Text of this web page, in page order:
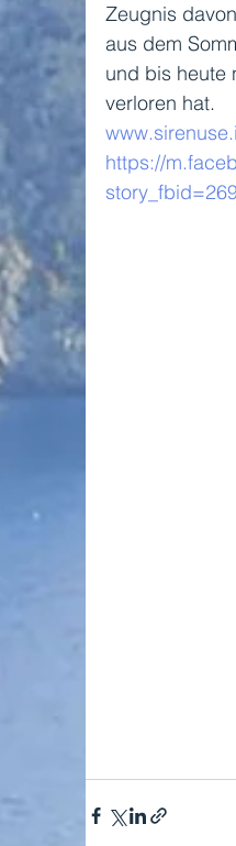
Zeugnis
aus dem
und bis heute
verloren hat.
https://